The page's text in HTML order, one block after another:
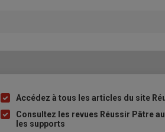
Liste
à
puce
Accédez à tous les articles du site
Consultez les revues Réussir Pâtre
les supports